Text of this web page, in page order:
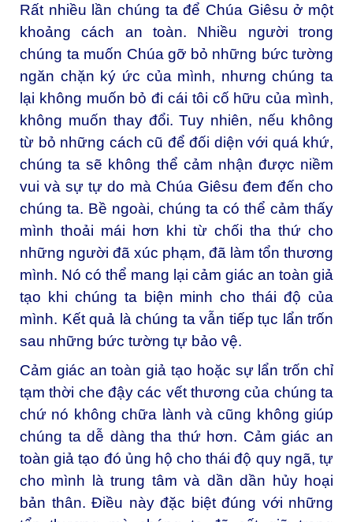
Rất nhiều lần chúng ta để Chúa Giêsu ở một
khoảng cách an toàn. Nhiều người trong
chúng ta muốn Chúa gỡ bỏ những bức tường
ngăn chặn ký ức của mình, nhưng chúng ta
lại không muốn bỏ đi cái tôi cố hữu của mình,
không muốn thay đổi. Tuy nhiên, nếu không
từ bỏ những cách cũ để đối diện với quá khứ,
chúng ta sẽ không thể cảm nhận được niềm
vui và sự tự do mà Chúa Giêsu đem đến cho
chúng ta. Bề ngoài, chúng ta có thể cảm thấy
mình thoải mái hơn khi từ chối tha thứ cho
những người đã xúc phạm, đã làm tổn thương
mình. Nó có thể mang lại cảm giác an toàn giả
tạo khi chúng ta biện minh cho thái độ của
mình. Kết quả là chúng ta vẫn tiếp tục lẩn trốn
sau những bức tường tự bảo vệ.
Cảm giác an toàn giả tạo hoặc sự lẩn trốn chỉ
tạm thời che đậy các vết thương của chúng ta
chứ nó không chữa lành và cũng không giúp
chúng ta dễ dàng tha thứ hơn. Cảm giác an
toàn giả tạo đó ủng hộ cho thái độ quy ngã, tự
cho mình là trung tâm và dần dần hủy hoại
bản thân. Điều này đặc biệt đúng với những